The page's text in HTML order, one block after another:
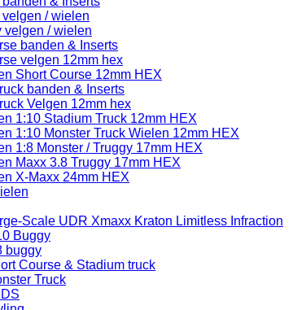
/ wielen
velgen / wielen
banden & Inserts
velgen 12mm hex
Short Course 12mm HEX
banden & Inserts
Velgen 12mm hex
1:10 Stadium Truck 12mm HEX
1:10 Monster Truck Wielen 12mm HEX
1:8 Monster / Truggy 17mm HEX
Maxx 3.8 Truggy 17mm HEX
X-Maxx 24mm HEX
Scale UDR Xmaxx Kraton Limitless Infraction
Buggy
buggy
Course & Stadium truck
Truck